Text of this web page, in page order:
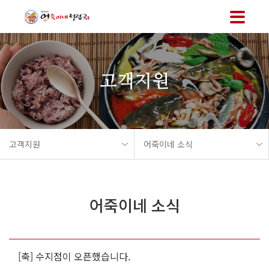
메뉴 바로가기
고객지원
고객지원 어죽이네 소식
어죽이네 소식
[축] 수지점이 오픈했습니다.